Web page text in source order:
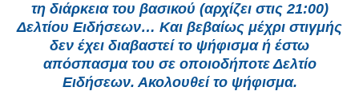
τη διάρκεια του βασικού (αρχίζει στις 21:00)
Δελτίου Ειδήσεων… Και βεβαίως μέχρι στιγμής
δεν έχει διαβαστεί το ψήφισμα ή έστω
απόσπασμα του σε οποιοδήποτε Δελτίο
Ειδήσεων. Ακολουθεί το ψήφισμα.